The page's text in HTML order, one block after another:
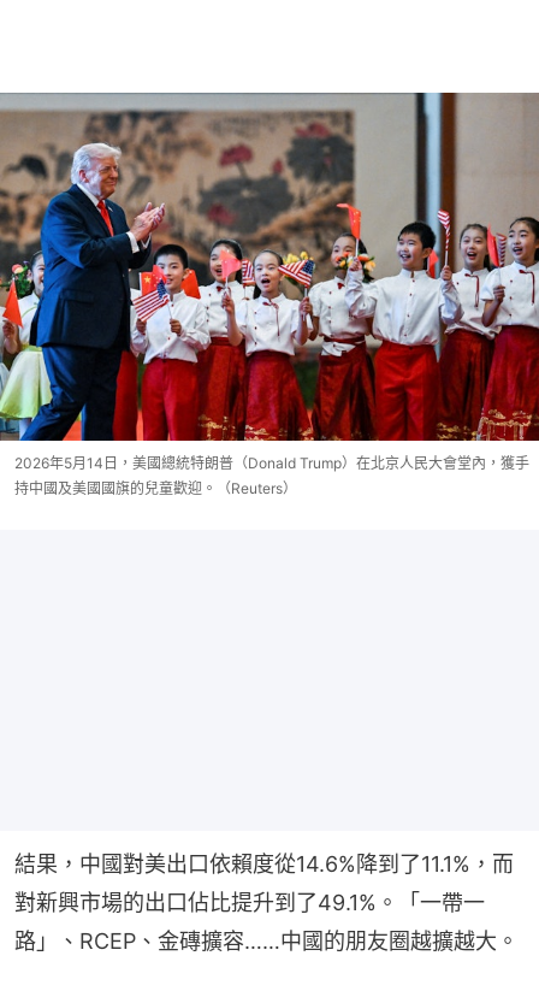
2026年5月14日，美國總統特朗普（Donald Trump）在北京人民大會堂內，獲手
持中國及美國國旗的兒童歡迎。（Reuters）
結果，中國對美出口依賴度從14.6%降到了11.1%，而
對新興市場的出口佔比提升到了49.1%。「一帶一
路」、RCEP、金磚擴容……中國的朋友圈越擴越大。